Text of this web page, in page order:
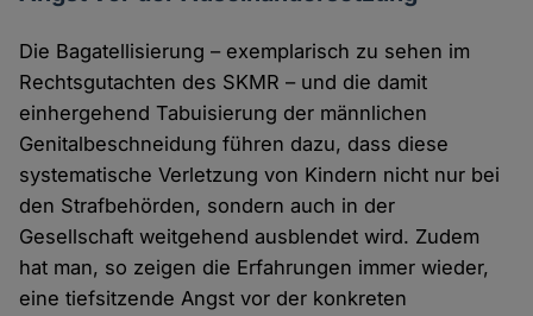
Die Bagatellisierung – exemplarisch zu sehen im
Rechtsgutachten des SKMR – und die damit
einhergehend Tabuisierung der männlichen
Genitalbeschneidung führen dazu, dass diese
systematische Verletzung von Kindern nicht nur bei
den Strafbehörden, sondern auch in der
Gesellschaft weitgehend ausblendet wird. Zudem
hat man, so zeigen die Erfahrungen immer wieder,
eine tiefsitzende Angst vor der konkreten